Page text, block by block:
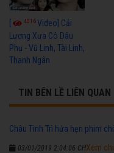
[ 4016Video] Cải
Lương Xưa Cô Dâu
Phụ - Vũ Linh, Tài Linh,
Thanh Ngân
TIN BÊN LỀ LIÊN QUAN
Châu Tinh Trì hứa hẹn phim
03/01/2019 2:04:06 CHXem